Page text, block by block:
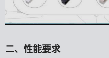
二、性能要求